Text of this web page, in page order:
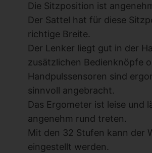
Die Sitzposition ist
Der Sattel hat für diese
richtige Breite.
Der Lenker liegt gut in der
zusätzlichen Bedienknöpfe
Handpulssensoren sind
sinnvoll angebracht.
Das Ergometer ist leise und
angenehm rund treten.
Mit den 32 Stufen kann der
eingestellt werden.